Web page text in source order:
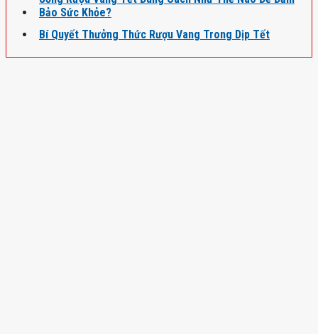
Bảo Sức Khỏe?
Bí Quyết Thưởng Thức Rượu Vang Trong Dịp Tết